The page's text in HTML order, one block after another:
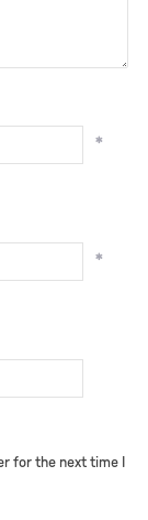
*
*
for the next time I